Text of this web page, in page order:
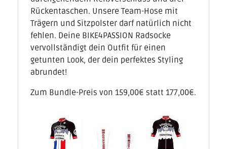
Rückentaschen. Unsere Team-Hose mit
Trägern und Sitzpolster darf natürlich nicht
fehlen. Deine BIKE4PASSION Radsocke
vervollständigt dein Outfit für einen
getunten Look, der dein perfektes Styling
abrundet!
Zum Bundle-Preis von 159,00€ statt 177,00€.